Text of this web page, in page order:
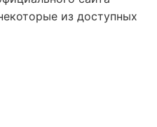
из доступных